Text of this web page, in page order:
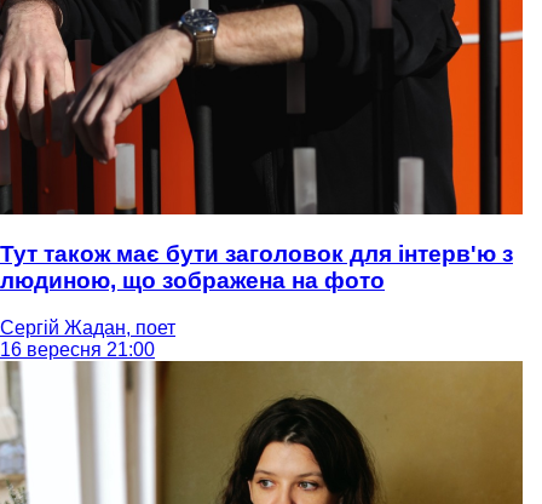
Тут також має бути заголовок для інтерв'ю з
людиною, що зображена на фото
Сергій Жадан, поет
16 вересня 21:00